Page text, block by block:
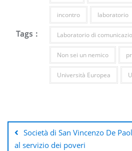
Tags :
incontro laboratorio
Laboratorio di
Non sei un nemico
Università Europea
articoli
Società di San Vincenzo De
al servizio dei poveri